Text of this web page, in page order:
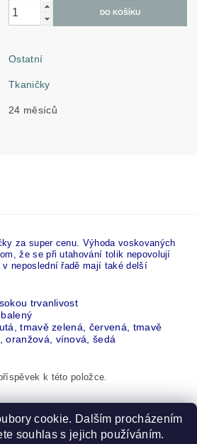
Ostatní
Tkaničky
24 měsíců
za super cenu. Výhoda voskovaných
že se při utahování tolik nepovolují
neposlední řadě mají také delší
trvanlivost
tmavě zelená, červená, tmavě
oranžová, vínová, šedá
k této položce.
cookie. Dalším procházením
souhlas s jejich používáním.